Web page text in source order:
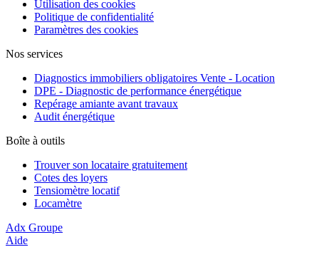
Utilisation des cookies
Politique de confidentialité
Paramètres des cookies
Nos services
Diagnostics immobiliers obligatoires Vente - Location
DPE - Diagnostic de performance énergétique
Repérage amiante avant travaux
Audit énergétique
Boîte à outils
Trouver son locataire gratuitement
Cotes des loyers
Tensiomètre locatif
Locamètre
Adx Groupe
Aide